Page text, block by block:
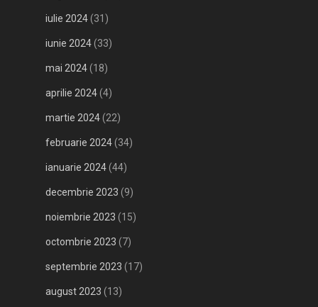
iulie 2024(31)
iunie 2024(33)
mai 2024(18)
aprilie 2024(4)
martie 2024(22)
februarie 2024(34)
ianuarie 2024(44)
decembrie 2023 (9)
noiembrie 2023 (15)
octombrie 2023 (7)
septembrie 2023 (17)
august 2023 (13)